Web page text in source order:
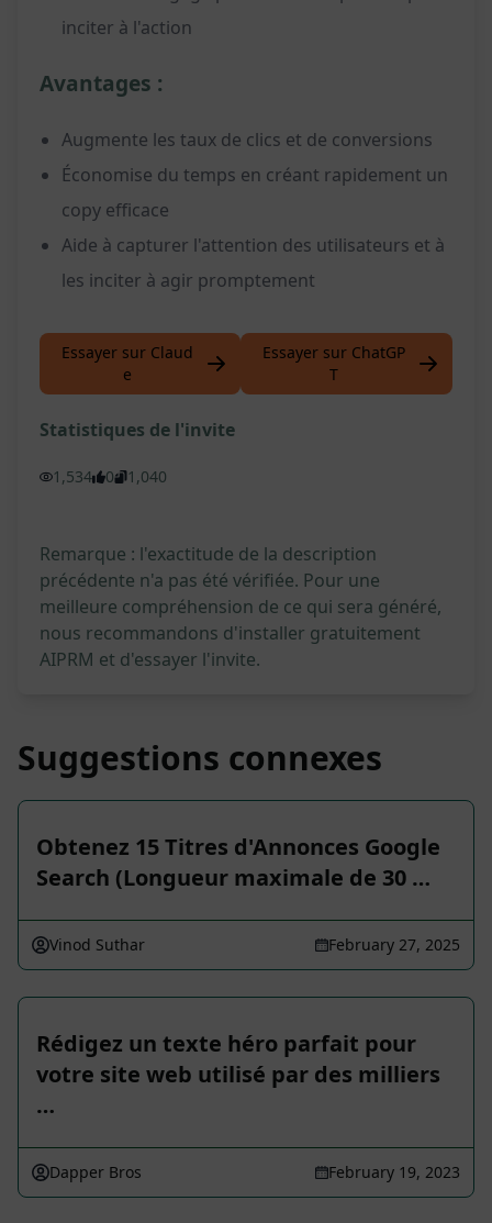
inciter à l'action
Avantages :
Augmente les taux de clics et de conversions
Économise du temps en créant rapidement un
copy efficace
Aide à capturer l'attention des utilisateurs et à
les inciter à agir promptement
Essayer sur Claud
e
Essayer sur ChatGP
T
Statistiques de l'invite
1,534 0 1,040
Remarque : l'exactitude de la description
précédente n'a pas été vérifiée. Pour une
meilleure compréhension de ce qui sera généré,
nous recommandons d'installer gratuitement
AIPRM et d'essayer l'invite.
Suggestions connexes
Obtenez 15 Titres d'Annonces Google
Search (Longueur maximale de 30 …
Vinod Suthar February 27, 2025
Rédigez un texte héro parfait pour
votre site web utilisé par des milliers
…
Dapper Bros February 19, 2023